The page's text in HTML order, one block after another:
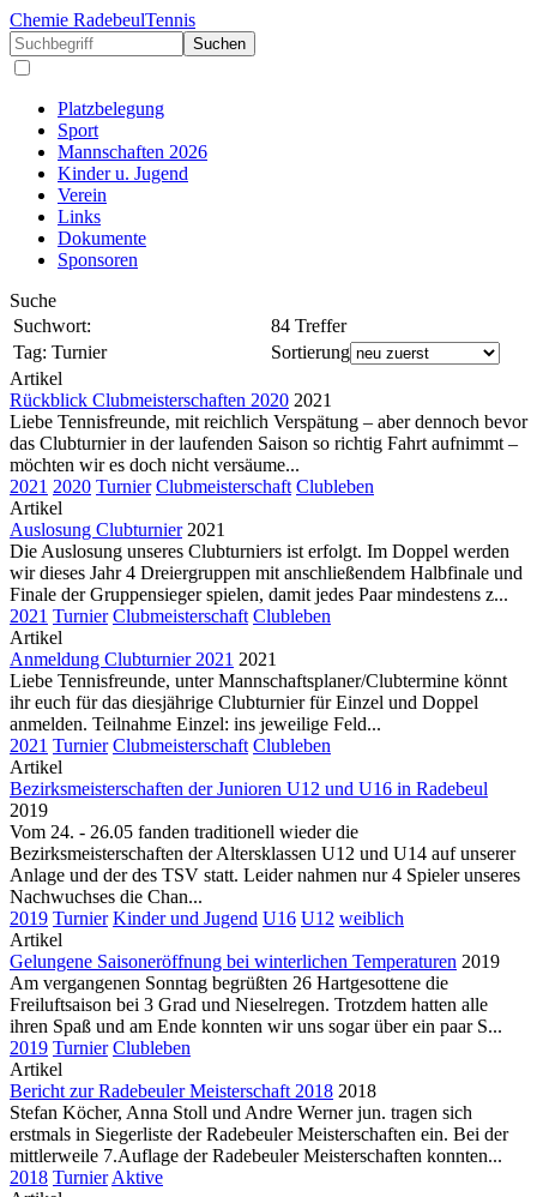
Chemie RadebeulTennis
Suchen
Platzbelegung
Sport
Mannschaften 2026
Kinder u. Jugend
Verein
Links
Dokumente
Sponsoren
Suche
Suchwort:
84 Treffer
Tag: Turnier
Sortierung
Artikel
Rückblick Clubmeisterschaften 2020 2021
Liebe Tennisfreunde, mit reichlich Verspätung – aber dennoch bevor
das Clubturnier in der laufenden Saison so richtig Fahrt aufnimmt –
möchten wir es doch nicht versäume...
2021 2020 Turnier Clubmeisterschaft Clubleben
Artikel
Auslosung Clubturnier 2021
Die Auslosung unseres Clubturniers ist erfolgt. Im Doppel werden
wir dieses Jahr 4 Dreiergruppen mit anschließendem Halbfinale und
Finale der Gruppensieger spielen, damit jedes Paar mindestens z...
2021 Turnier Clubmeisterschaft Clubleben
Artikel
Anmeldung Clubturnier 2021 2021
Liebe Tennisfreunde, unter Mannschaftsplaner/Clubtermine könnt
ihr euch für das diesjährige Clubturnier für Einzel und Doppel
anmelden. Teilnahme Einzel: ins jeweilige Feld...
2021 Turnier Clubmeisterschaft Clubleben
Artikel
Bezirksmeisterschaften der Junioren U12 und U16 in Radebeul
2019
Vom 24. - 26.05 fanden traditionell wieder die
Bezirksmeisterschaften der Altersklassen U12 und U14 auf unserer
Anlage und der des TSV statt. Leider nahmen nur 4 Spieler unseres
Nachwuchses die Chan...
2019 Turnier Kinder und Jugend U16 U12 weiblich
Artikel
Gelungene Saisoneröffnung bei winterlichen Temperaturen 2019
Am vergangenen Sonntag begrüßten 26 Hartgesottene die
Freiluftsaison bei 3 Grad und Nieselregen. Trotzdem hatten alle
ihren Spaß und am Ende konnten wir uns sogar über ein paar S...
2019 Turnier Clubleben
Artikel
Bericht zur Radebeuler Meisterschaft 2018 2018
Stefan Köcher, Anna Stoll und Andre Werner jun. tragen sich
erstmals in Siegerliste der Radebeuler Meisterschaften ein. Bei der
mittlerweile 7.Auflage der Radebeuler Meisterschaften konnten...
2018 Turnier Aktive